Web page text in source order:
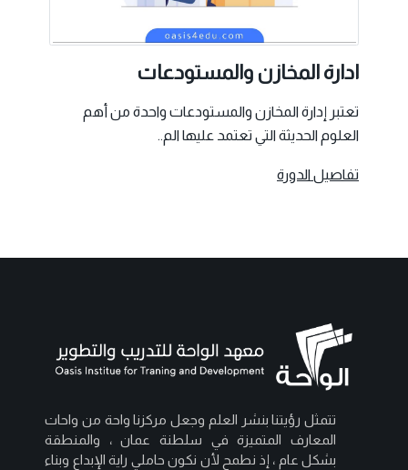
ادارة المخازن والمستودعات
تعتبر إدارة المخازن والمستودعات واحدة من أهم
العلوم الحديثة التي تعتمد عليها الم..
تفاصيل الدورة
تتمثل رؤيتنا بنشر العلم وجعل مركزنا واحة من واحات
المعارف المتميزة في سلطنة عمان ، والمنطقة
بشكل عام ، إذ نطمح لأن نكون حاملي راية الإبداع وبناء